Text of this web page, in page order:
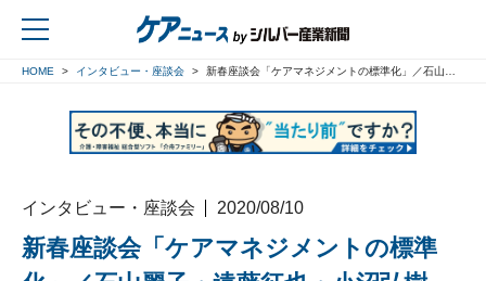
HOME インタビュー・座談会 新春座談会「ケアマネジメントの標準化」／石山麗子・遠藤征也・小沼弘樹（前編）
インタビュー・座談会 2020/08/10
新春座談会「ケアマネジメントの標準